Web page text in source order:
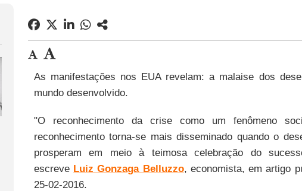
As manifestações nos EUA revelam: a malaise dos
mundo desenvolvido.
"O reconhecimento da crise como um fenômeno
reconhecimento torna-se mais disseminado quando o
prosperam em meio à teimosa celebração do
escreve Luiz Gonzaga Belluzzo, economista, em artigo
25-02-2016.